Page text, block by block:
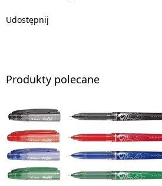
Udostępnij
Produkty polecane